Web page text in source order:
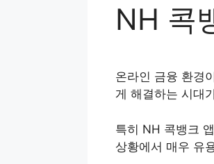
NH 콕
온라인 금융 환경
게 해결하는 시대
특히 NH 콕뱅크
상황에서 매우 유